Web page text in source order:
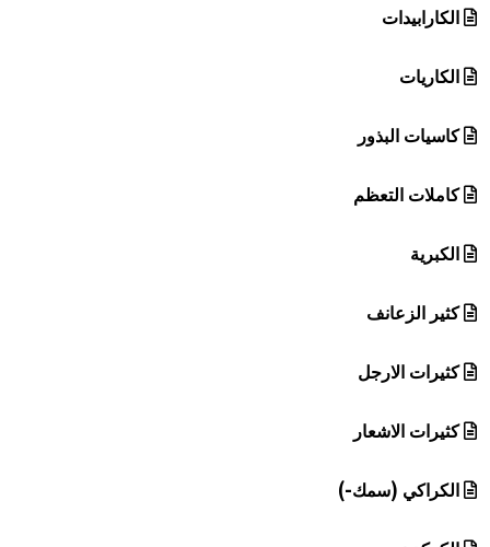
الكارابيدات
الكاريات
كاسيات البذور
كاملات التعظم
الكبرية
كثير الزعانف
كثيرات الارجل
كثيرات الاشعار
الكراكي (سمك-)